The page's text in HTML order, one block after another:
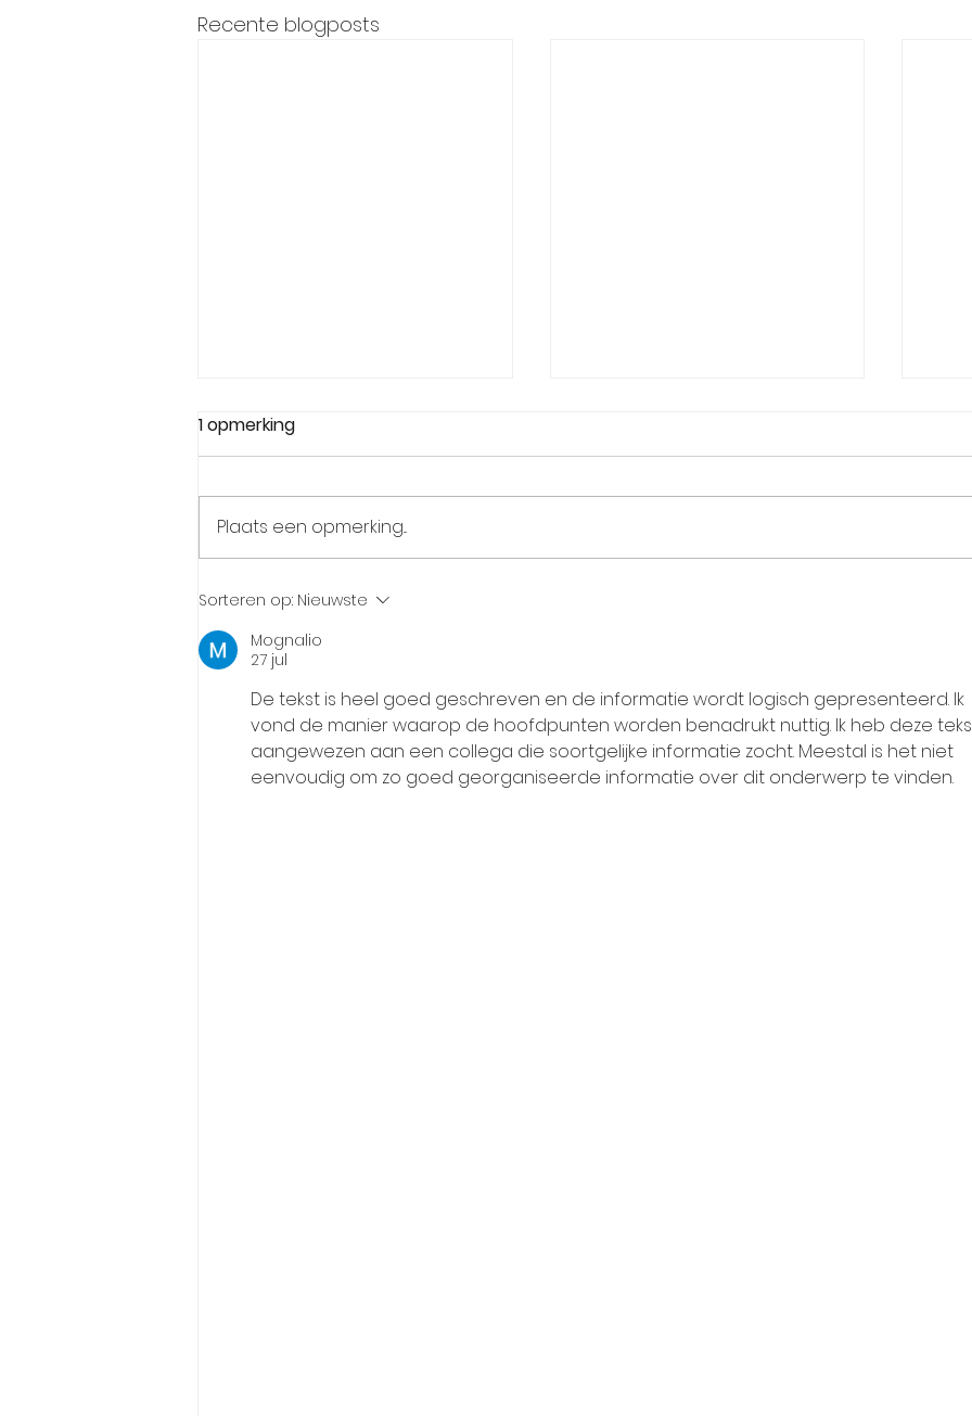
Recente blogposts
De Gezichtskliniek maakt
bekend voor Ozempic en
sport
1 opmerking
Plaats een opmerking...
Sorteren op: Nieuwste
Mognalio
27 jul
De tekst is heel goed geschreven en de informatie wordt logisch gepresenteerd. Ik
vond de manier waarop de hoofdpunten worden benadrukt nuttig. Ik heb deze
aangewezen aan een collega die soortgelijke informatie zocht. Meestal is het niet
eenvoudig om zo goed georganiseerde informatie over dit onderwerp te vinden.